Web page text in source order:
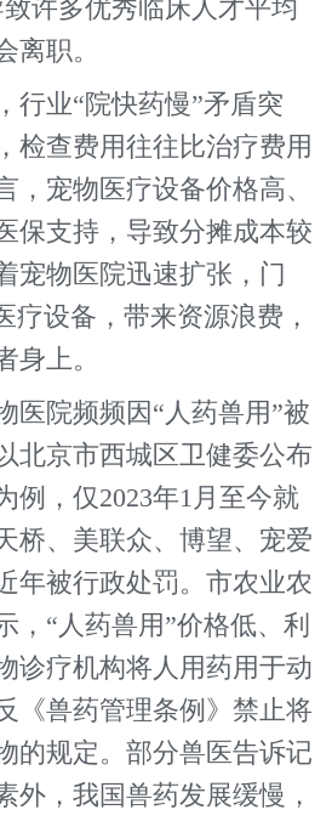
许多优秀临床人才平均
离职。
业“院快药慢”矛盾突
检查费用往往比治疗费用
，宠物医疗设备价格高、
保支持，导致分摊成本较
宠物医院迅速扩张，门
疗设备，带来资源浪费，
身上。
院频频因“人药兽用”被
北京市西城区卫健委公布
例，仅2023年1月至今就
桥、美联众、博望、宠爱
年被行政处罚。市农业农
，“人药兽用”价格低、利
诊疗机构将人用药用于动
《兽药管理条例》禁止将
的规定。部分兽医告诉记
外，我国兽药发展缓慢，